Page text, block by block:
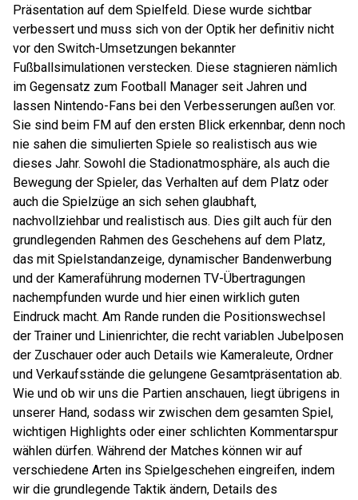
Präsentation auf dem Spielfeld. Diese wurde sichtbar
verbessert und muss sich von der Optik her definitiv nicht
vor den Switch-Umsetzungen bekannter
Fußballsimulationen verstecken. Diese stagnieren nämlich
im Gegensatz zum Football Manager seit Jahren und
lassen Nintendo-Fans bei den Verbesserungen außen vor.
Sie sind beim FM auf den ersten Blick erkennbar, denn noch
nie sahen die simulierten Spiele so realistisch aus wie
dieses Jahr. Sowohl die Stadionatmosphäre, als auch die
Bewegung der Spieler, das Verhalten auf dem Platz oder
auch die Spielzüge an sich sehen glaubhaft,
nachvollziehbar und realistisch aus. Dies gilt auch für den
grundlegenden Rahmen des Geschehens auf dem Platz,
das mit Spielstandanzeige, dynamischer Bandenwerbung
und der Kameraführung modernen TV-Übertragungen
nachempfunden wurde und hier einen wirklich guten
Eindruck macht. Am Rande runden die Positionswechsel
der Trainer und Linienrichter, die recht variablen Jubelposen
der Zuschauer oder auch Details wie Kameraleute, Ordner
und Verkaufsstände die gelungene Gesamtpräsentation ab.
Wie und ob wir uns die Partien anschauen, liegt übrigens in
unserer Hand, sodass wir zwischen dem gesamten Spiel,
wichtigen Highlights oder einer schlichten Kommentarspur
wählen dürfen. Während der Matches können wir auf
verschiedene Arten ins Spielgeschehen eingreifen, indem
wir die grundlegende Taktik ändern, Details des